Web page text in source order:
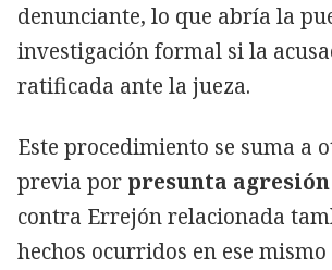
denunciante, lo que abría la
investigación formal si la
ratificada ante la jueza.
Este procedimiento se suma a
previa por presunta
contra Errejón relacionada
hechos ocurridos en ese